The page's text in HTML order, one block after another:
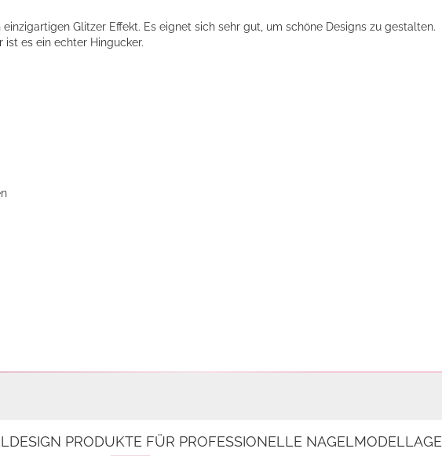
Glitzer Effekt. Es eignet sich sehr gut, um schöne Designs zu gestalten.
es ein echter Hingucker.
PRODUKTE FÜR PROFESSIONELLE NAGELMODELLAGE